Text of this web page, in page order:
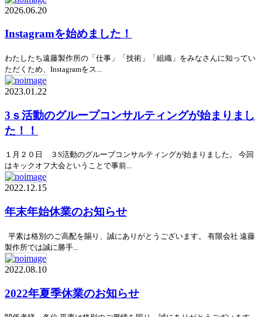
2026.06.20
Instagramを始めました！
わたしたち遠藤製作所の「仕事」「技術」「組織」をみなさんに知ってい
ただくため、Instagramをス...
2023.01.22
3ｓ活動のグループコンサルティングが始まりまし
た！！
１月２０日 ３S活動のグループコンサルティングが始まりました。 今回
はキックオフ大会ということで事前...
2022.12.15
年末年始休業のお知らせ
平素は格別のご高配を賜り、誠にありがとうございます。 有限会社 遠藤
製作所では誠に勝手...
2022.08.10
2022年夏季休業のお知らせ